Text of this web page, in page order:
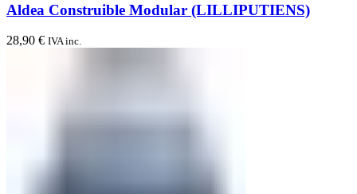
Aldea Construible Modular (LILLIPUTIENS)
28,90 € IVA inc.